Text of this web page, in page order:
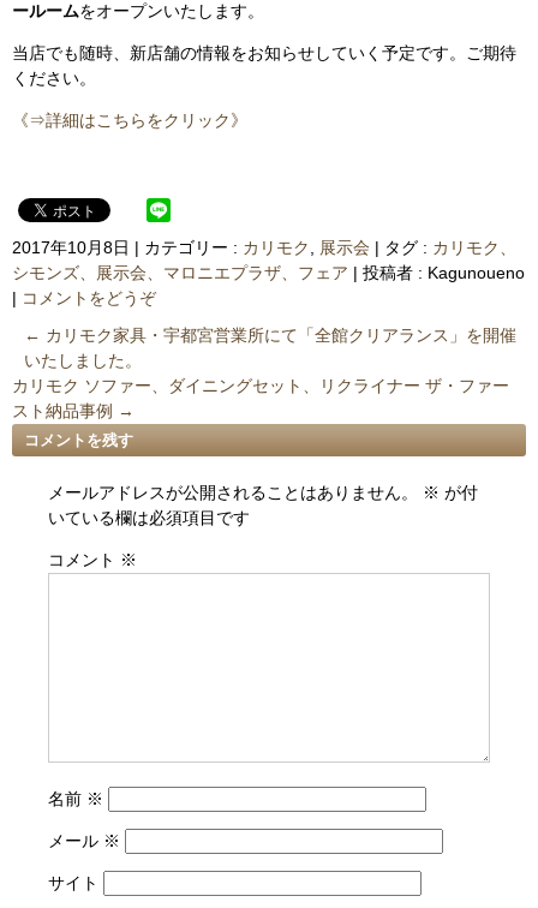
ールームをオープンいたします。
当店でも随時、新店舗の情報をお知らせしていく予定です。ご期待
ください。
《⇒詳細はこちらをクリック》
2017年10月8日 | カテゴリー : カリモク, 展示会 | タグ : カリモク、
シモンズ、展示会、マロニエプラザ、フェア | 投稿者 : Kagunoueno
| コメントをどうぞ
← カリモク家具・宇都宮営業所にて「全館クリアランス」を開催
いたしました。
カリモク ソファー、ダイニングセット、リクライナー ザ・ファー
スト納品事例 →
コメントを残す
メールアドレスが公開されることはありません。 ※ が付
いている欄は必須項目です
コメント ※
名前 ※
メール ※
サイト